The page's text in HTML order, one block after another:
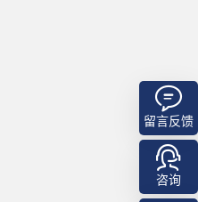
留言反馈
咨询